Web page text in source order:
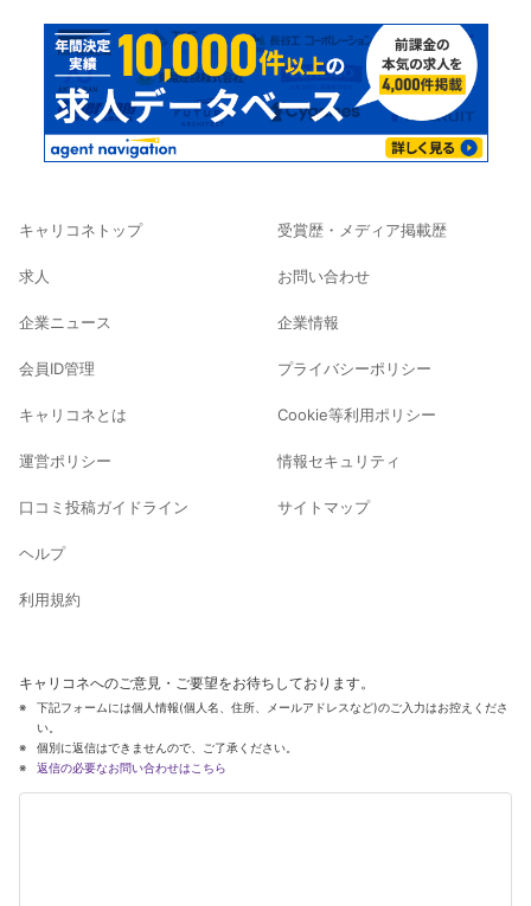
キャリコネトップ
求人
企業ニュース
会員ID管理
キャリコネとは
運営ポリシー
口コミ投稿ガイドライン
ヘルプ
利用規約
受賞歴・メディア掲載歴
お問い合わせ
企業情報
プライバシーポリシー
Cookie等利用ポリシー
情報セキュリティ
サイトマップ
キャリコネへのご意見・ご要望をお待ちしております。
下記フォームには個人情報(個人名、住所、メールアドレスなど)のご入力はお控えくださ
い。
個別に返信はできませんので、ご了承ください。
返信の必要なお問い合わせはこちら